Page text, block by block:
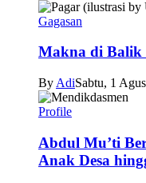
Gagasan
Makna di Balik
By AdiSabtu, 1
Profile
Abdul Mu’ti
Anak Desa